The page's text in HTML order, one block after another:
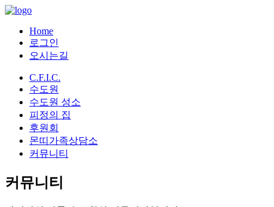
Home
로그인
오시는길
C.F.I.C.
수도원
수도원 성소
피정의 집
후원회
몬띠가족상담소
커뮤니티
커뮤니티